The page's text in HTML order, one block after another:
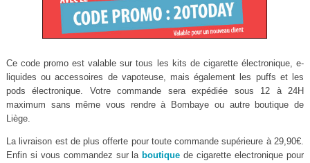
Ce code promo est valable sur tous les kits de cigarette électronique, e-
liquides ou accessoires de vapoteuse, mais également les puffs et les
pods électronique. Votre commande sera expédiée sous 12 à 24H
maximum sans même vous rendre à Bombaye ou autre boutique de
Liège.
La livraison est de plus offerte pour toute commande supérieure à 29,90€.
Enfin si vous commandez sur la boutique de cigarette electronique pour